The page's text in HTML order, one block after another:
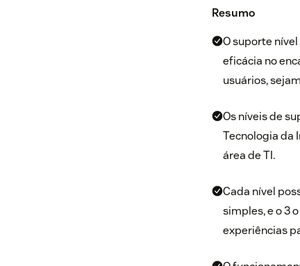
Resumo
O suporte
eficácia no
usuários,
Os níveis de
Tecnologia da
área de TI.
Cada nível
simples, e o 3
experiências